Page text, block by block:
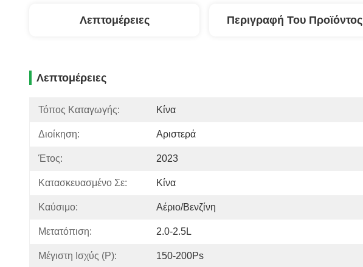
Λεπτομέρειες Περιγραφή Του Προϊόντος
Λεπτομέρειες
Τόπος Καταγωγής: Κίνα
Διοίκηση: Αριστερά
Έτος: 2023
Κατασκευασμένο Σε: Κίνα
Καύσιμο: Αέριο/βενζίνη
Μετατόπιση: 2.0-2.5L
Μέγιστη Ισχύς (P): 150-200Ps